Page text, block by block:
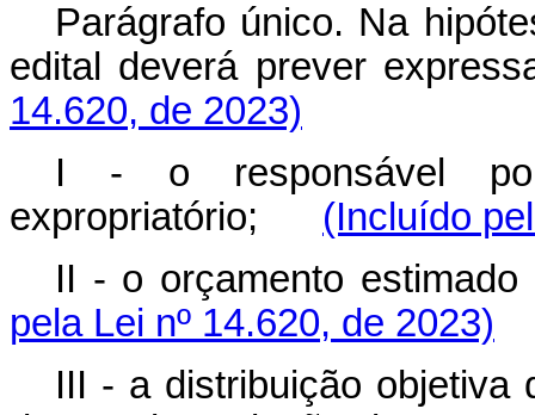
Parágrafo único. Na
edital deverá prever
14.620, de 2023)
I - o responsável
expropriatório; (Incluído
II - o orçamento
pela Lei nº 14.620, de 2023)
III - a distribuição objetiva